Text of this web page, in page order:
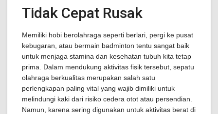
Tidak Cepat Rusak
Memiliki hobi berolahraga seperti berlari, pergi ke pusat
kebugaran, atau bermain badminton tentu sangat baik
untuk menjaga stamina dan kesehatan tubuh kita tetap
prima. Dalam mendukung aktivitas fisik tersebut, sepatu
olahraga berkualitas merupakan salah satu
perlengkapan paling vital yang wajib dimiliki untuk
melindungi kaki dari risiko cedera otot atau persendian.
Namun, karena sering digunakan untuk aktivitas berat di